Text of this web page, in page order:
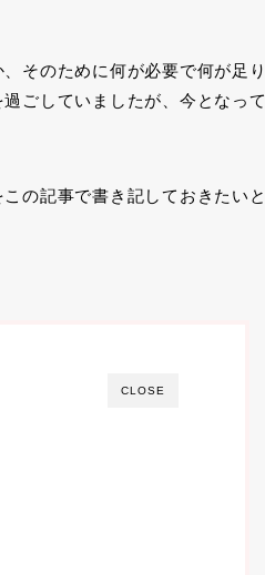
、そのために何が必要で何が足り
ごしていましたが、今となって
の記事で書き記しておきたいと
CLOSE